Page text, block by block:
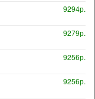
9294р.
9279р.
9256р.
9256р.